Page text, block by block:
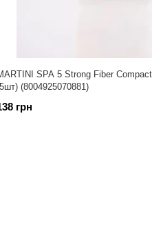
SPA 5 Strong Fiber Compact
(8004925070881)
грн